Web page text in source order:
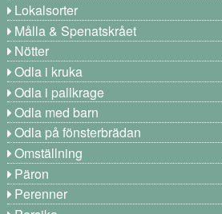
Lokalsorter
Målla & Spenatskrået
Nötter
Odla i kruka
Odla i pallkrage
Odla med barn
Odla på fönsterbrädan
Omställning
Päron
Perenner